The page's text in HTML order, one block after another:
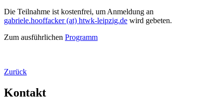
Die Teilnahme ist kostenfrei, um Anmeldung an
gabriele.hooffacker (at) htwk-leipzig.de wird gebeten.
Zum ausführlichen Programm
Zurück
Kontakt